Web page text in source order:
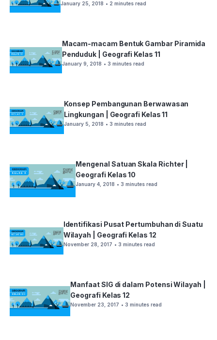
January 25, 2018 • 2 minutes read
Macam-macam Bentuk Gambar Piramida
Penduduk | Geografi Kelas 11
January 9, 2018 • 3 minutes read
Konsep Pembangunan Berwawasan
Lingkungan | Geografi Kelas 11
January 5, 2018 • 3 minutes read
Mengenal Satuan Skala Richter |
Geografi Kelas 10
January 4, 2018 • 3 minutes read
Identifikasi Pusat Pertumbuhan di Suatu
Wilayah | Geografi Kelas 12
November 28, 2017 • 3 minutes read
Manfaat SIG di dalam Potensi Wilayah |
Geografi Kelas 12
November 23, 2017 • 3 minutes read